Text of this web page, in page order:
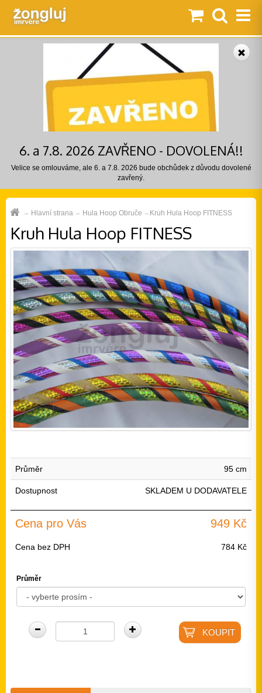
6. a 7.8. 2026 ZAVŘENO - DOVOLENÁ!!
Velice se omlouváme, ale 6. a 7.8. 2026 bude obchůdek z důvodu dovolené
zavřený.
Hlavní strana Hula Hoop Obruče Kruh Hula Hoop FITNESS
Kruh Hula Hoop FITNESS
Průměr 95 cm
Dostupnost SKLADEM U DODAVATELE
Cena pro Vás 949 Kč
Cena bez DPH 784 Kč
Průměr